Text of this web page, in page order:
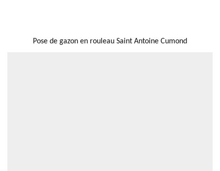
Pose de gazon en rouleau Saint Antoine Cumond